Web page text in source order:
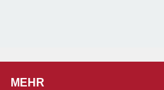
MEHR